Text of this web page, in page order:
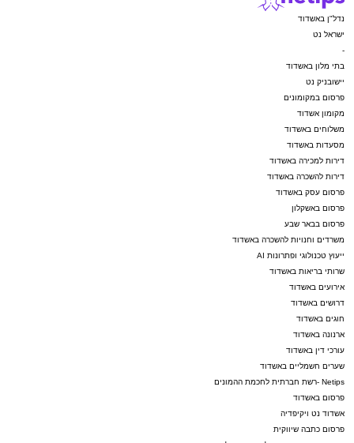
נדל"ן באשדוד
ישראל נט
-
בתי מלון באשדוד
יישובניק נט
פרסום במקומונים
מקומון אשדוד
משלוחים באשדוד
מסעדות באשדוד
דירות למכירה באשדוד
דירות להשכרה באשדוד
פרסום עסק באשדוד
פרסום באשקלון
פרסום בבאר שבע
משרדים וחנויות להשכרה באשדוד
ייעוץ טכנולוגי ופתרונות AI
שרותי בריאות באשדוד
אירועים באשדוד
דרושים באשדוד
חוגים באשדוד
ארנונה באשדוד
עורכי דין באשדוד
שערים חשמליים באשדוד
Netips -רשת חברתית לחכמת ההמונים
פרסום באשדוד
אשדוד נט ויקיפדיה
פרסום כתבה שיווקית